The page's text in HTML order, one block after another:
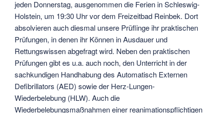
jeden Donnerstag, ausgenommen die Ferien in Schleswig-
Holstein, um 19:30 Uhr vor dem Freizeitbad Reinbek. Dort
absolvieren auch diesmal unsere Prüflinge ihr praktischen
Prüfungen, in denen ihr Können in Ausdauer und
Rettungswissen abgefragt wird. Neben den praktischen
Prüfungen gibt es u.a. auch noch, den Unterricht in der
sachkundigen Handhabung des Automatisch Externen
Defibrillators (AED) sowie der Herz-Lungen-
Wiederbelebung (HLW). Auch die
Wiederbelebungsmaßnahmen einer reanimationspflichtigen